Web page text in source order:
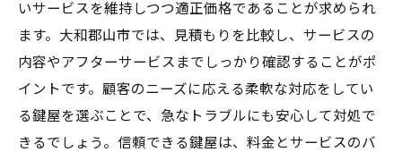
いサービスを維持しつつ適正価格であることが求められ
ます。大和郡山市では、見積もりを比較し、サービスの
内容やアフターサービスまでしっかり確認することがポ
イントです。顧客のニーズに応える柔軟な対応をしてい
る鍵屋を選ぶことで、急なトラブルにも安心して対処で
きるでしょう。信頼できる鍵屋は、料金とサービスのバ